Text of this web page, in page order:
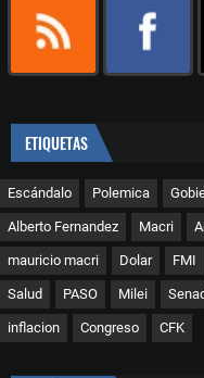
ETIQUETAS
Escándalo Polemica
Alberto Fernandez Macri
mauricio macri Dolar FMI
Salud PASO Milei
inflacion Congreso CFK